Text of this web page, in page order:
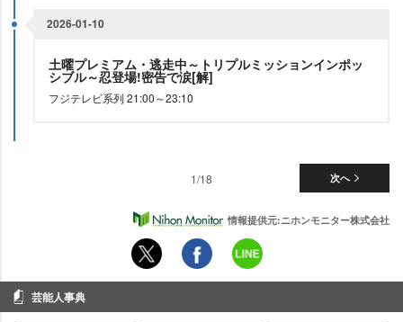
2026-01-10
土曜プレミアム・逃走中～トリプルミッションインポッ
シブル～忍登場!密告で涙[解]
フジテレビ系列 21:00～23:10
次へ
1/18
情報提供元:ニホンモニター株式会社
芸能人事典